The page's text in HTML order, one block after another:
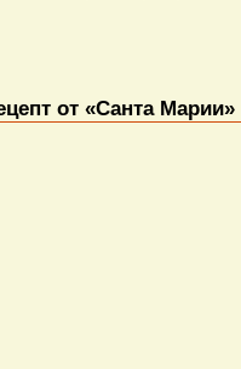
от «Санта Марии»